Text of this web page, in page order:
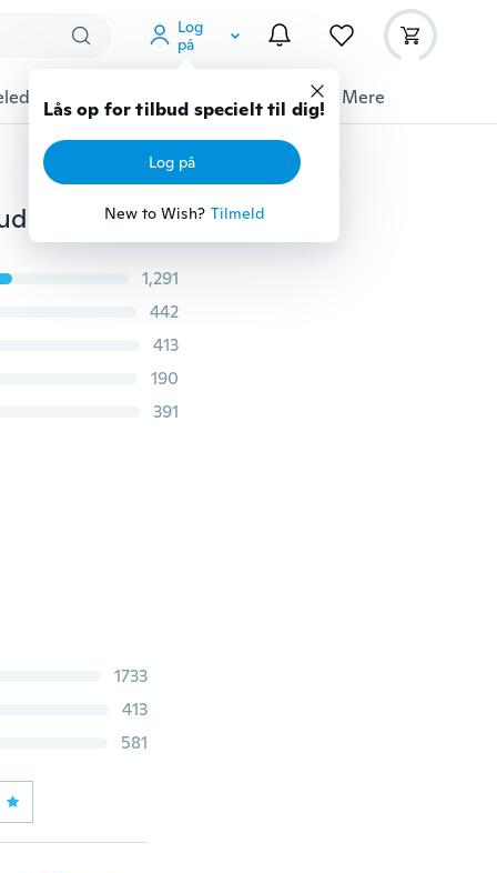
Log
på
Lås op for tilbud specielt til dig!
Log på
New to Wish? Tilmeld
Gadgets Værktøj Mere
Husholdningens kraftfulde drænrør, rørledning, opmudring, sugekop, toiletstempler
1,291
442
413
190
391
1733
413
581